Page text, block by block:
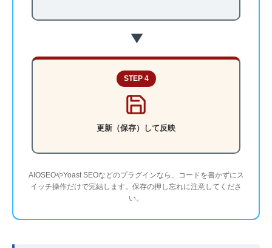
▶
STEP 4
更新（保存）して反映
AIOSEOやYoast SEOなどのプラグインなら、コードを書かずにス
イッチ操作だけで完結します。保存の押し忘れに注意してくださ
い。